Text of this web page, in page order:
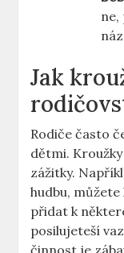
Jak
Rodiče často
dětmi.
zážitky.
hudbu,
přidat k
posilujeteší